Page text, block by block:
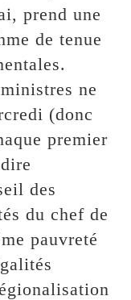
prend une
de tenue
ne
(donc
premier
des
du chef de
pauvreté